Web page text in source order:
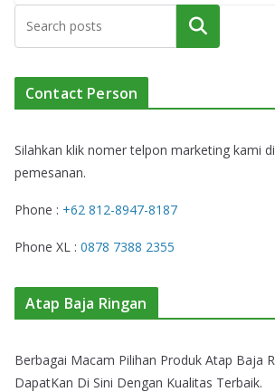
Cari
Contact Person
Silahkan klik nomer telpon marketing kami
pemesanan.
Phone : +62 812-8947-8187
Phone XL : 0878 7388 2355
Atap Baja Ringan
Berbagai Macam Pilihan Produk Atap Baja
DapatKan Di Sini Dengan Kualitas Terbaik.